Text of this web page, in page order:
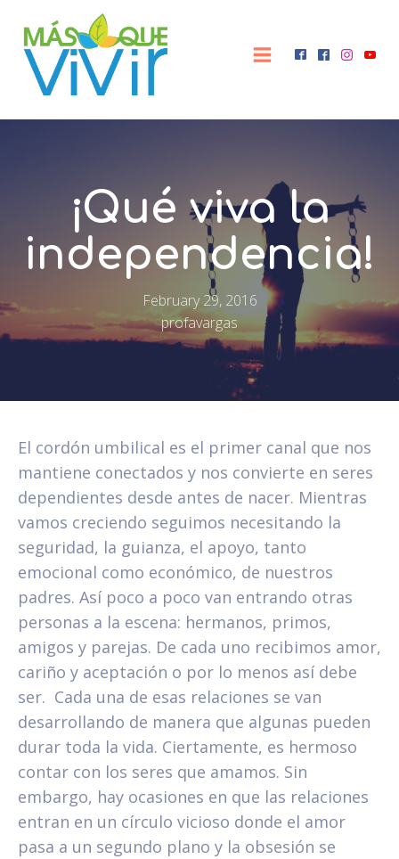
¡Qué viva la
independencia!
February 29, 2016
profavargas
El cordón umbilical es el primer canal que nos
mantiene conectados y nos convierte en seres
dependientes desde antes de nacer. Mientras
vamos creciendo seguimos necesitando la
seguridad, la guianza, el apoyo, tanto
emocional como económico, de nuestros
padres. Así poco a poco van entrando otras
personas a la escena: hermanos, primos,
amigos y parejas. De cada uno recibimos amor,
cariño y aceptación o por lo menos así debe
ser. Cada una de esas relaciones se van
desarrollando de manera que algunas pueden
durar toda la vida. Ciertamente, es hermoso
contar con los seres que amamos. Sin
embargo, hay ocasiones en que las relaciones
entran en un círculo vicioso donde el amor
pasa a un segundo plano y la obsesión se